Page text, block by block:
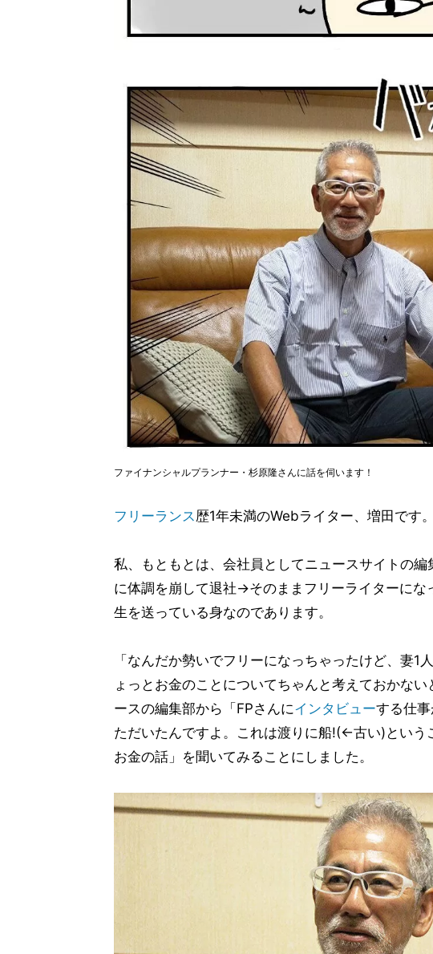
ファイナンシャルプランナー・杉原隆さんに話を伺います！
フリーランス 歴1年未満のWebライター、増田です。
私、もともとは、会社員としてニュースサイトの
に体調を崩して退社→そのままフリーライターにな
生を送っている身なのであります。
「なんだか勢いでフリーになっちゃったけど、妻1
ょっとお金のことについてちゃんと考えておかな
ースの編集部から「FPさんにインタビューする仕
ただいたんですよ。これは渡りに船!(←古い)という
お金の話」を聞いてみることにしました。